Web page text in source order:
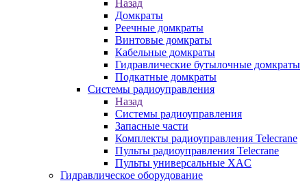
Назад
Домкраты
Реечные домкраты
Винтовые домкраты
Кабельные домкраты
Гидравлические бутылочные домкраты
Подкатные домкраты
Системы радиоуправления
Назад
Системы радиоуправления
Запасные части
Комплекты радиоуправления Telecrane
Пульты радиоуправления Telecrane
Пульты универсальные XAC
Гидравлическое оборудование